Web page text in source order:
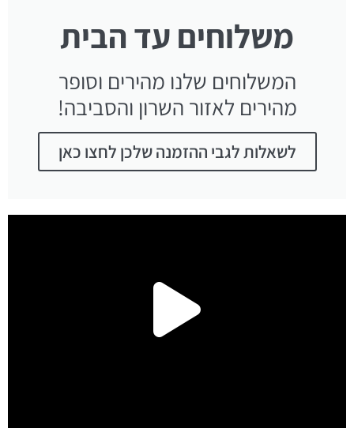
משלוחים עד הבית
המשלוחים שלנו מהירים וסופר
מהירים לאזור השרון והסביבה!
לשאלות לגבי ההזמנה שלכן לחצו כאן